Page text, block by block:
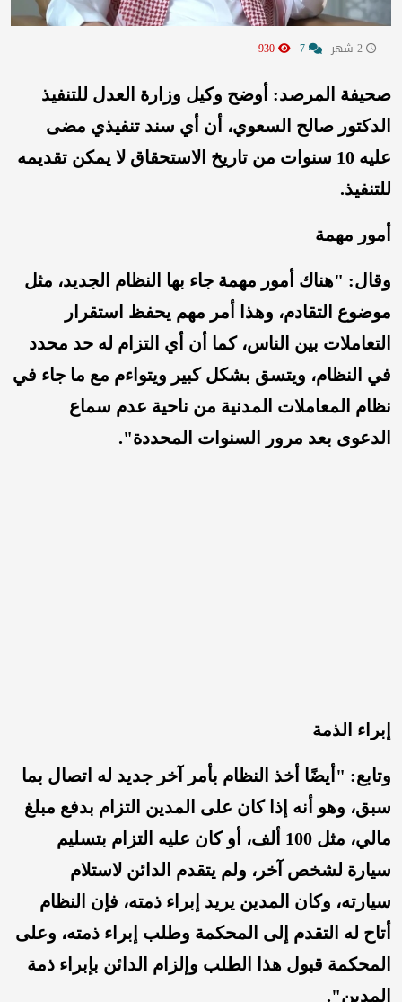
صحيفة المرصد: أوضح وكيل وزارة العدل للتنفيذ
الدكتور صالح السعوي، أن أي سند تنفيذي مضى
عليه 10 سنوات من تاريخ الاستحقاق لا يمكن تقديمه
للتنفيذ.
أمور مهمة
وقال: "هناك أمور مهمة جاء بها النظام الجديد، مثل
موضوع التقادم، وهذا أمر مهم يحفظ استقرار
التعاملات بين الناس، كما أن أي التزام له حد محدد
في النظام، ويتسق بشكل كبير ويتواءم مع ما جاء في
نظام المعاملات المدنية من ناحية عدم سماع
الدعوى بعد مرور السنوات المحددة".
إبراء الذمة
وتابع: "أيضًا أخذ النظام بأمر آخر جديد له اتصال بما
سبق، وهو أنه إذا كان على المدين التزام بدفع مبلغ
مالي، مثل 100 ألف، أو كان عليه التزام بتسليم
سيارة لشخص آخر، ولم يتقدم الدائن لاستلام
سيارته، وكان المدين يريد إبراء ذمته، فإن النظام
أتاح له التقدم إلى المحكمة وطلب إبراء ذمته، وعلى
المحكمة قبول هذا الطلب وإلزام الدائن بإبراء ذمة
المدين".